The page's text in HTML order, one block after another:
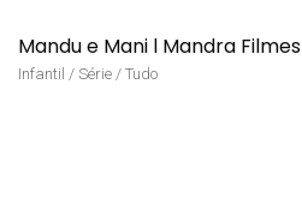
Mandu e Mani l Mandra Filmes
Infantil / Série / Tudo